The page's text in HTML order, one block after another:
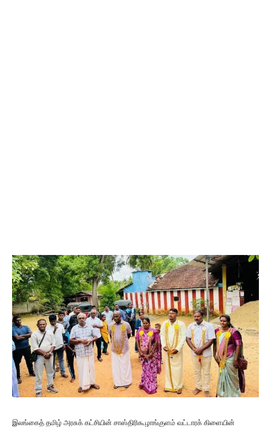
இலங்கைத் தமிழ் அரசுக் கட்சியின் சாஸ்திரிகூழாங்குளம் வட்டாரக் கிளையின்